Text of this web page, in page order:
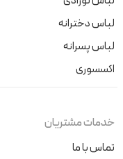
لباس دخترانه
لباس پسرانه
اکسسوری
خدمات مشتریان
تماس با ما